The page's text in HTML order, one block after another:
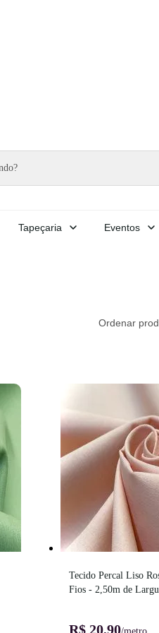
Tapeçaria Eventos
Ordenar
Tecido Percal Liso
Fios - 2,50m de
R$ 20,90